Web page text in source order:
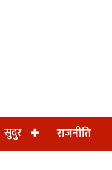
सुदुर राजनीति